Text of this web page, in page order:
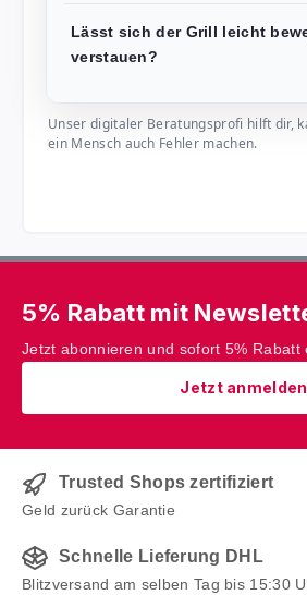
Lässt sich der Grill leicht
verstauen?
Unser digitaler Beratungsprofi hilft dir,
ein Mensch auch Fehler machen.
5% Rabatt mit
Jetzt abonnieren und sofort 5% Rabatt
Jetzt anmelden
Trusted Shops zertifiziert
Geld zurück Garantie
Schnelle Lieferung DHL
Blitzversand am selben Tag bis 15:30